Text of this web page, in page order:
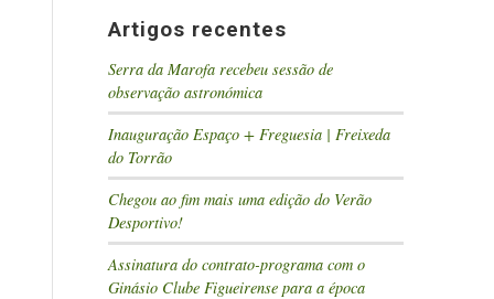
Artigos recentes
Serra da Marofa recebeu sessão de
observação astronómica
Inauguração Espaço + Freguesia | Freixeda
do Torrão
Chegou ao fim mais uma edição do Verão
Desportivo!
Assinatura do contrato-programa com o
Ginásio Clube Figueirense para a época